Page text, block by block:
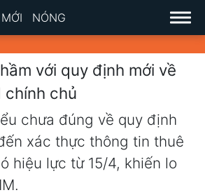
MỚI NÓNG
với quy định mới về
chính chủ
chưa đúng về quy định
xác thực thông tin thuê
hiệu lực từ 15/4, khiến lo